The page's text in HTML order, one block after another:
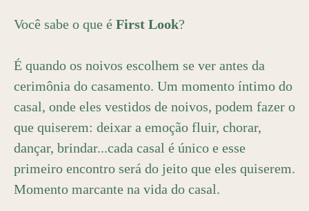
Você sabe o que é First Look?
É quando os noivos escolhem se ver antes da
cerimônia do casamento. Um momento íntimo do
casal, onde eles vestidos de noivos, podem fazer o
que quiserem: deixar a emoção fluir, chorar,
dançar, brindar...cada casal é único e esse
primeiro encontro será do jeito que eles quiserem.
Momento marcante na vida do casal.